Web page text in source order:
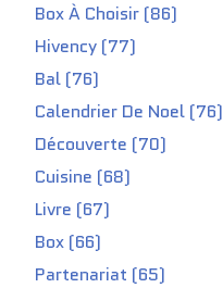
Box À Choisir (86)
Hivency (77)
Bal (76)
Calendrier De Noel (76)
Découverte (70)
Cuisine (68)
Livre (67)
Box (66)
Partenariat (65)